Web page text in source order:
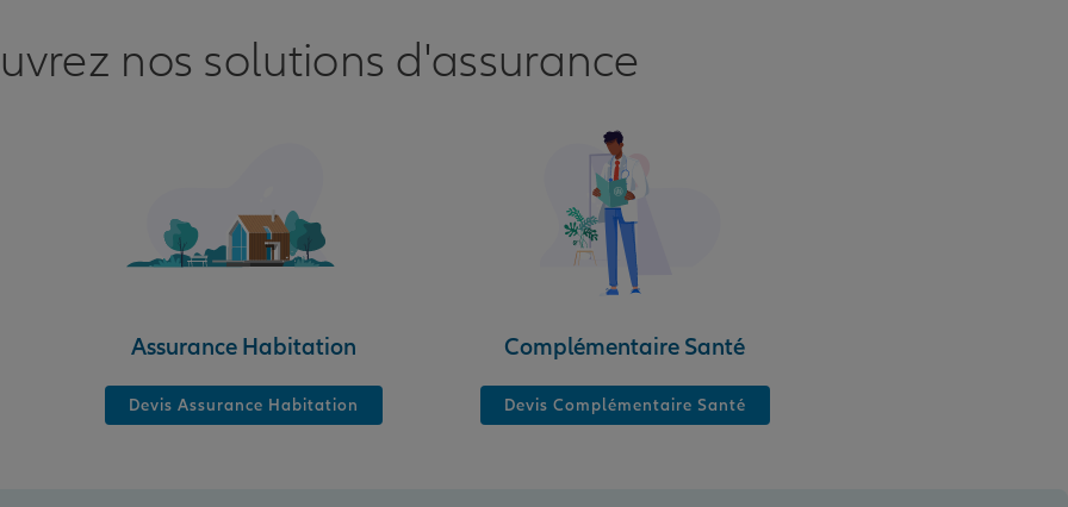
nos solutions d'assurance
Assurance Habitation
Devis Assurance Habitation
Complémentaire Santé
Devis Complémentaire Santé